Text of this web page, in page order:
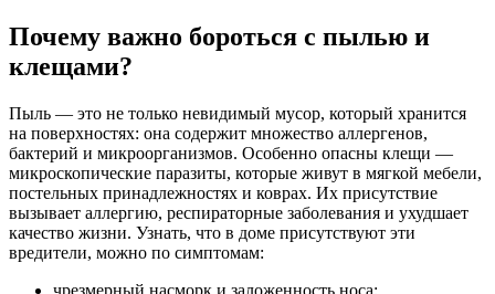
Почему важно бороться с пылью и
клещами?
Пыль — это не только невидимый мусор, который хранится
на поверхностях: она содержит множество аллергенов,
бактерий и микроорганизмов. Особенно опасны клещи —
микроскопические паразиты, которые живут в мягкой мебели,
постельных принадлежностях и коврах. Их присутствие
вызывает аллергию, респираторные заболевания и ухудшает
качество жизни. Узнать, что в доме присутствуют эти
вредители, можно по симптомам:
чрезмерный насморк и заложенность носа;